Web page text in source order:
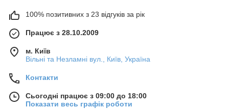
100% позитивних з 23 відгуків за рік
Працює з 28.10.2009
м. Київ
Вільні та Незламні вул., Київ, Україна
Контакти
Сьогодні працює з 09:00 до 18:00
Показати весь графік роботи